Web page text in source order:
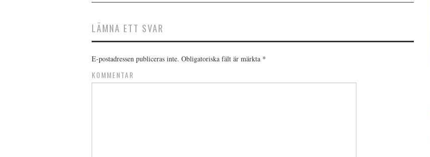
LÄMNA ETT SVAR
E-postadressen publiceras inte. Obligatoriska fält är märkta *
KOMMENTAR